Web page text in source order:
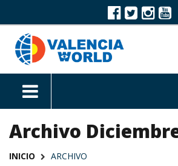
Archivo
INICIO ARCHIVO